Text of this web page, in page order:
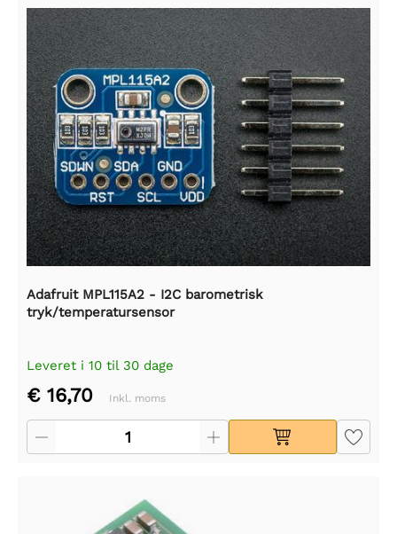
Adafruit MPL115A2 - I2C barometrisk
tryk/temperatursensor
Leveret i 10 til 30 dage
€ 16,70 Inkl. moms